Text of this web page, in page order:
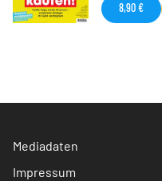
8,90 €
Mediadaten
Impressum